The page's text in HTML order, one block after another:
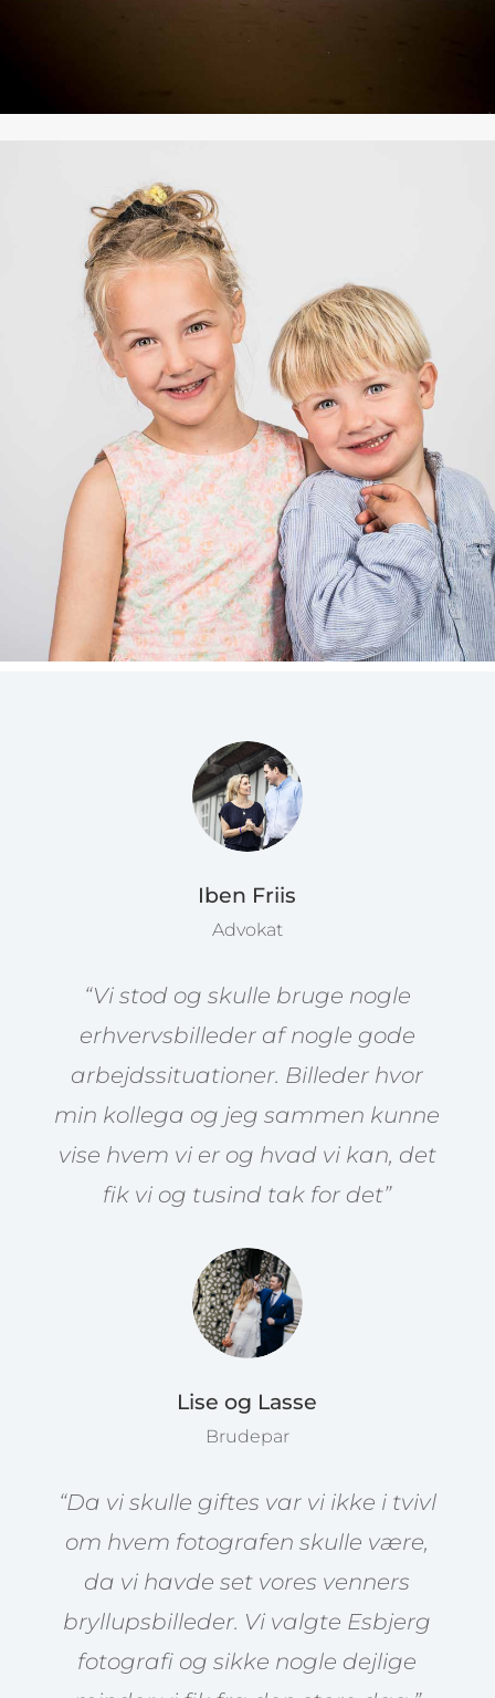
Iben Friis
Advokat
“Vi stod og skulle bruge nogle
erhvervsbilleder af nogle gode
arbejdssituationer. Billeder hvor
min kollega og jeg sammen kunne
vise hvem vi er og hvad vi kan, det
fik vi og tusind tak for det”
Lise og Lasse
Brudepar
“Da vi skulle giftes var vi ikke i tvivl
om hvem fotografen skulle være,
da vi havde set vores venners
bryllupsbilleder. Vi valgte Esbjerg
fotografi og sikke nogle dejlige